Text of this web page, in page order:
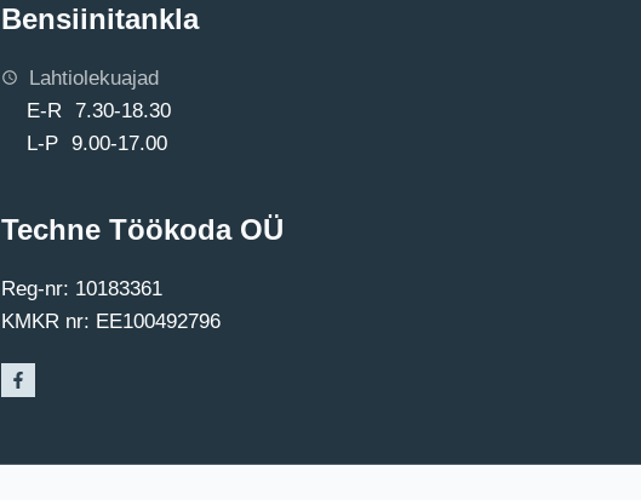
Bensiinitankla
Lahtiolekuajad
E-R 7.30-18.30
L-P 9.00-17.00
Techne Töökoda OÜ
Reg-nr: 10183361
KMKR nr: EE100492796